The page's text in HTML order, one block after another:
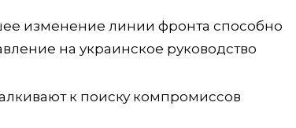
изменение линии фронта способно
на украинское руководство
к поиску компромиссов